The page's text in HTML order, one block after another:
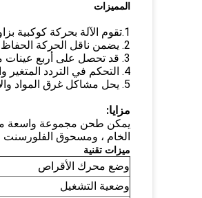
المميزات
1.تقوم الآلة بحركة كوكبية بزاوية 360 درجة بدون أي زاوية ميتة ، لذلك فإن المسحوق الأرضي أصغر بكثير وأكثر توازنًا
2. يضمن ناقل الحركة الحفاظ على تناسق وتكرار التجربة.
3. قد تحصل على أربع عينات مسحوق مختلفة في وقت واحد.
4. التحكم في التردد المتغير والتحكم في البرنامج.
5. يحل مشاكل غرق المواد والالتصاق بالوعاء.
مزايا:
يمكن طحن مجموعة واسعة من
الخام ، ومسحوق
ميزات تقنية
وضع محرك الأقراص
وضعية التشغيل